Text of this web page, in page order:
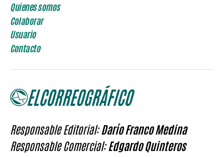
Quienes somos
Colaborar
Usuario
Contacto
Responsable Editorial:Darío Franco Medina
Responsable Comercial:Edgardo Quinteros